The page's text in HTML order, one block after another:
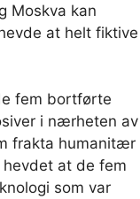
Moskva kan
at helt fiktive
fem bortførte
i nærheten av
frakta humanitær
at de fem
som var